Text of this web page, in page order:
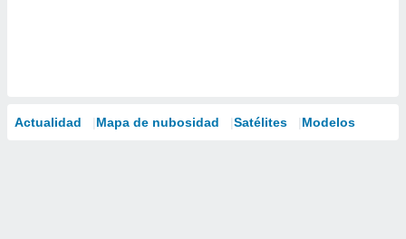
Actualidad Mapa de nubosidad Satélites Modelos